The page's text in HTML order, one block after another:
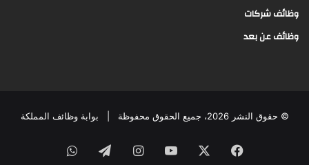
وظائف شركات
وظائف عن بعد
© حقوق النشر 2026، جميع الحقوق محفوظة | بوابة وظائف المملكة
فيسبوك ‫YouTubeانستقرامتيلقرامواتساب